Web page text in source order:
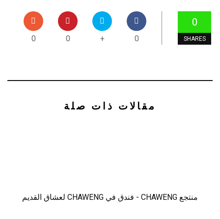
0
SHARES
0
+
0
0
مقالات ذات صلة
منتجع CHAWENG - فندق في CHAWENG لعشاق القديم